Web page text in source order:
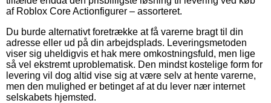
af Roblox Core Actionfigurer – assorteret.
Du burde alternativt foretrække at få varerne bragt til din
adresse eller ud på din arbejdsplads. Leveringsmetoden
viser sig uheldigvis et hak mere omkostningsfuld, men lige
så vel ekstremt uproblematisk. Den mindst kostelige form for
levering vil dog altid vise sig at være selv at hente varerne,
men den mulighed er betinget af at du lever nær internet
selskabets hjemsted.